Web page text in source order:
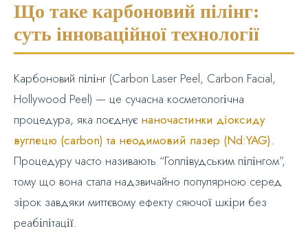
Що таке карбоновий пілінг:
суть інноваційної технології
Карбоновий пілінг (Carbon Laser Peel, Carbon Facial,
Hollywood Peel) — це сучасна косметологічна
процедура, яка поєднує наночастинки діоксиду
вуглецю (carbon) та неодимовий лазер (Nd:YAG).
Процедуру часто називають “Голлівудським пілінгом”,
тому що вона стала надзвичайно популярною серед
зірок завдяки миттєвому ефекту сяючої шкіри без
реабілітації.